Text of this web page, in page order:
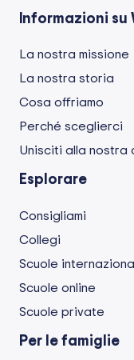
Informazioni su
La nostra missione
La nostra storia
Cosa offriamo
Perché sceglierci
Unisciti alla nostra
Esplorare
Consigliami
Collegi
Scuole
Scuole online
Scuole private
Per le famiglie